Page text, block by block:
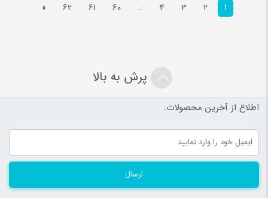
1
2
3
4
…
60
61
62
»
پرش به بالا
اطلاع از آخرین محصولات:
ارسال